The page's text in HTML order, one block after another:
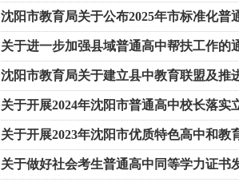
沈阳市教育局关于公布2025年市标准化普
关于进一步加强县域普通高中帮扶工作的
沈阳市教育局关于建立县中教育联盟及推
关于开展2024年沈阳市普通高中校长落
关于开展2023年沈阳市优质特色高中和
关于做好社会考生普通高中同等学力证书